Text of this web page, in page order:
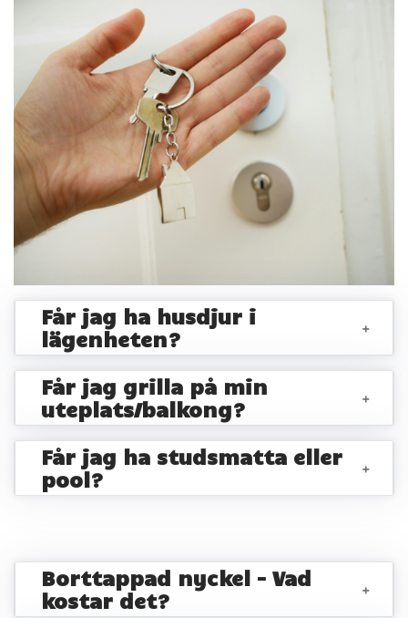
Får jag ha husdjur i
lägenheten?
+
Får jag grilla på min
uteplats/balkong?
+
Får jag ha studsmatta eller
pool?
+
Borttappad nyckel - Vad
kostar det?
+